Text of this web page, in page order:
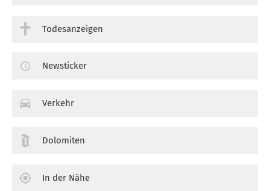
Todesanzeigen
Newsticker
Verkehr
Dolomiten
In der Nähe